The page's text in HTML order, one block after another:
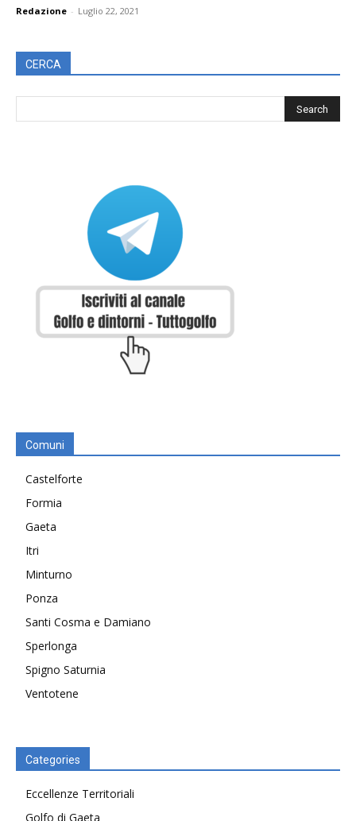
Redazione - Luglio 22, 2021
CERCA
Comuni
Castelforte
Formia
Gaeta
Itri
Minturno
Ponza
Santi Cosma e Damiano
Sperlonga
Spigno Saturnia
Ventotene
Categories
Eccellenze Territoriali
Golfo di Gaeta